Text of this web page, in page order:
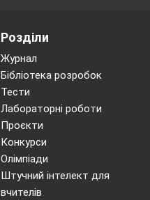
Розділи
Журнал
Бібліотека розробок
Тести
Лабораторні роботи
Проєкти
Конкурси
Олімпіади
Штучний інтелект для
вчителів